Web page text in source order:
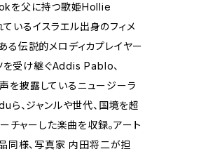
を父に持つ歌姫Hollie
いるイスラエル出身のフィメ
伝説的メロディカプレイヤー
受け継ぐAddis Pablo、
を披露しているニュージーラ
、ジャンルや世代、国境を超
チャーした楽曲を収録。アート
同様、写真家 内田将二が担